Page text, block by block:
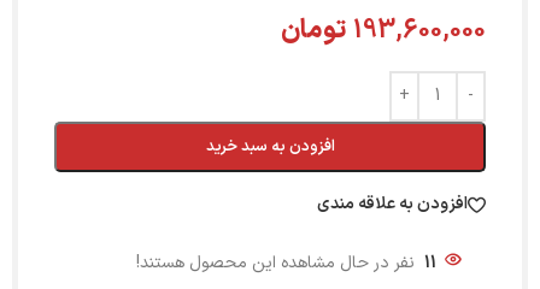
193,600,000 تومان
افزودن به سبد خرید
افزودن به علاقه مندی
11 نفر در حال مشاهده این محصول هستند!